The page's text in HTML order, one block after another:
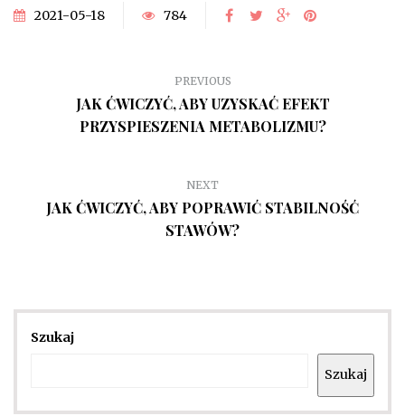
2021-05-18 784
PREVIOUS
JAK ĆWICZYĆ, ABY UZYSKAĆ EFEKT
PRZYSPIESZENIA METABOLIZMU?
NEXT
JAK ĆWICZYĆ, ABY POPRAWIĆ STABILNOŚĆ
STAWÓW?
Szukaj
Szukaj